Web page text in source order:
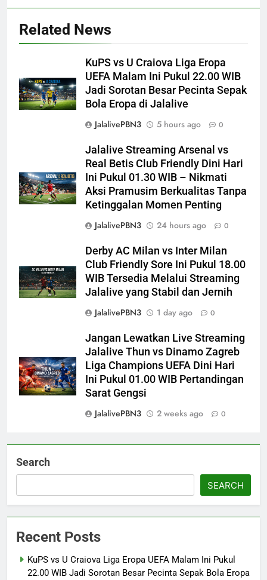
Related News
KuPS vs U Craiova Liga Eropa
UEFA Malam Ini Pukul 22.00 WIB
Jadi Sorotan Besar Pecinta Sepak
Bola Eropa di Jalalive
JalalivePBN3
5 hours ago 0
Jalalive Streaming Arsenal vs
Real Betis Club Friendly Dini Hari
Ini Pukul 01.30 WIB – Nikmati
Aksi Pramusim Berkualitas Tanpa
Ketinggalan Momen Penting
JalalivePBN3
24 hours ago 0
Derby AC Milan vs Inter Milan
Club Friendly Sore Ini Pukul 18.00
WIB Tersedia Melalui Streaming
Jalalive yang Stabil dan Jernih
JalalivePBN3
1 day ago 0
Jangan Lewatkan Live Streaming
Jalalive Thun vs Dinamo Zagreb
Liga Champions UEFA Dini Hari
Ini Pukul 01.00 WIB Pertandingan
Sarat Gengsi
JalalivePBN3
2 weeks ago 0
Search
SEARCH
Recent Posts
KuPS vs U Craiova Liga Eropa UEFA Malam Ini Pukul
22.00 WIB Jadi Sorotan Besar Pecinta Sepak Bola Eropa